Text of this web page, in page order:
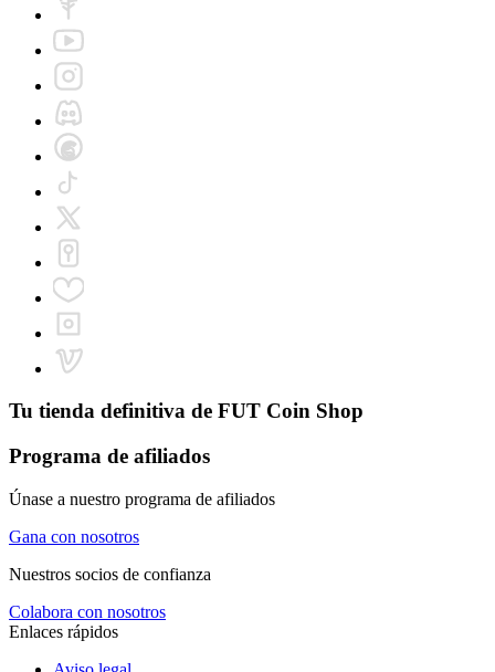
Tu tienda definitiva de FUT Coin Shop
Programa de afiliados
Únase a nuestro programa de afiliados
Gana con nosotros
Nuestros socios de confianza
Colabora con nosotros
Enlaces rápidos